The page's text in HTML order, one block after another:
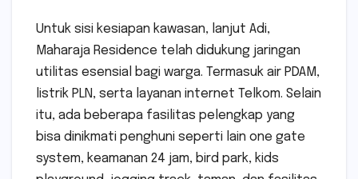
Untuk sisi kesiapan kawasan, lanjut Adi,
Maharaja Residence telah didukung jaringan
utilitas esensial bagi warga. Termasuk air PDAM,
listrik PLN, serta layanan internet Telkom. Selain
itu, ada beberapa fasilitas pelengkap yang
bisa dinikmati penghuni seperti lain one gate
system, keamanan 24 jam, bird park, kids